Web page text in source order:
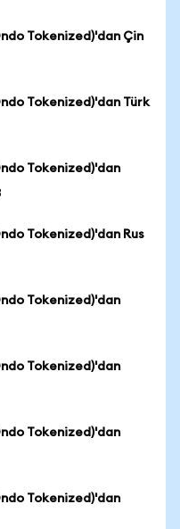
Tokenized)'dan Çin
Tokenized)'dan Türk
Tokenized)'dan
Tokenized)'dan Rus
Tokenized)'dan
Tokenized)'dan
Tokenized)'dan
Tokenized)'dan